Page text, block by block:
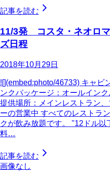
記事を読む
11/3発 コスタ・ネオロ
ズ日程
2018年10月29日
![](embed:photo/46733) キャビ
ンクパッケージ：オールイン
提供場所：メインレストラン
ーの営業中 すべてのレストラ
クが飲み放題です。 "12ドル
料…
記事を読む
画像なし